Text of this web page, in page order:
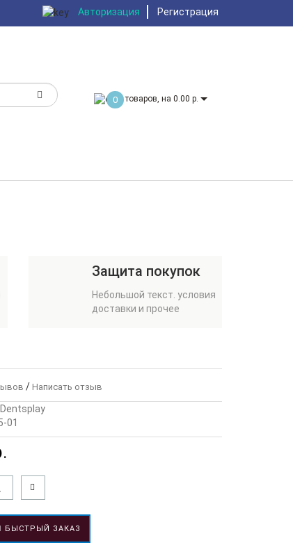
Авторизация Регистрация
0 товаров, на 0.00 р.
Защита покупок
Небольшой текст. условия
доставки и прочее
/ Написать отзыв
Dentsplay
01
БЫСТРЫЙ ЗАКАЗ